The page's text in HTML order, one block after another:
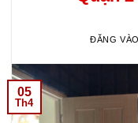
ĐĂNG
05
Th4